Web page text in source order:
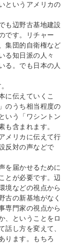
というアメリカの
も辺野古基地建設
です。リチャー
集団的自衛権など
る知日派の人々
る。でも日本の人
に伝えていくこ
のうち相当程度の
いう「ワシントン
も含まれます。
メリカに伝えて行
反対の声などで
を届かせるために
とが必要です。辺
境などの視点から
古の新基地がなく
専門家の視点から
、ということをロ
話し方を変えて、
ります。もちろ